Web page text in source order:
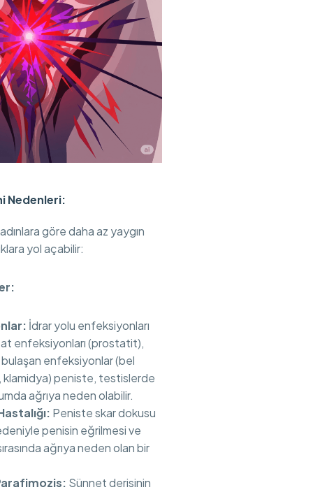
Nedenleri:
göre daha az yaygın
yol açabilir:
İdrar yolu enfeksiyonları
enfeksiyonları (prostatit),
enfeksiyonlar (bel
klamidya) peniste, testislerde
ağrıya neden olabilir.
Peniste skar dokusu
penisin eğrilmesi ve
ağrıya neden olan bir
Sünnet derisinin